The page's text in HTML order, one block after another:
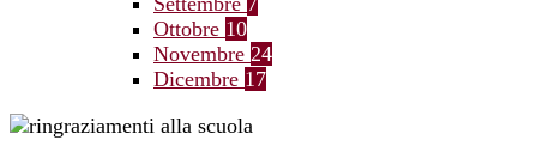
Ottobre 10
Novembre 24
Dicembre 17